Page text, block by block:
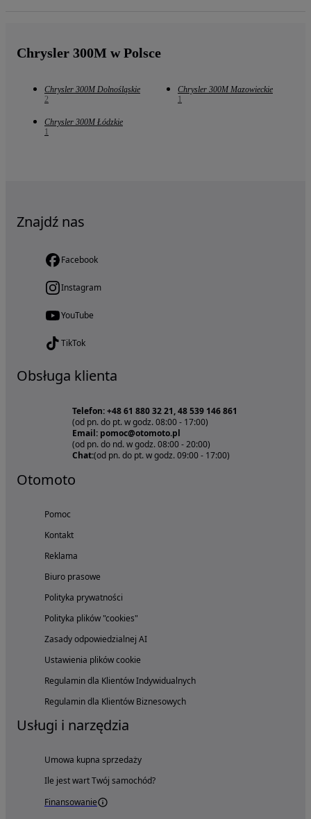
Chrysler 300M w Polsce
Chrysler 300M Dolnośląskie
2
Chrysler 300M Mazowieckie
1
Chrysler 300M Łódzkie
1
Znajdź nas
Facebook
Instagram
YouTube
TikTok
Obsługa klienta
Telefon: +48 61 880 32 21, 48 539 146 861
(od pn. do pt. w godz. 08:00 - 17:00)
Email: pomoc@otomoto.pl
(od pn. do nd. w godz. 08:00 - 20:00)
Chat:(od pn. do pt. w godz. 09:00 - 17:00)
Otomoto
Pomoc
Kontakt
Reklama
Biuro prasowe
Polityka prywatności
Polityka plików "cookies"
Zasady odpowiedzialnej AI
Ustawienia plików cookie
Regulamin dla Klientów Indywidualnych
Regulamin dla Klientów Biznesowych
Usługi i narzędzia
Umowa kupna sprzedaży
Ile jest wart Twój samochód?
Finansowanie